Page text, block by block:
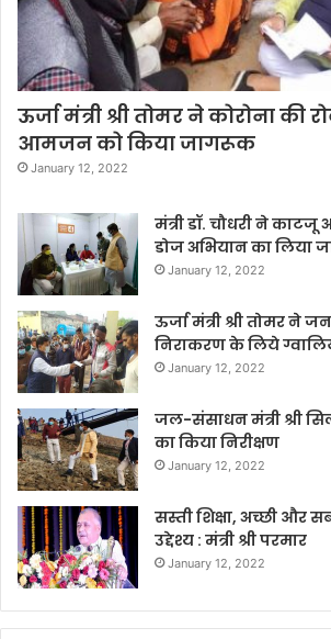
ऊर्जा मंत्री श्री तोमर ने कोरोना
आमजन को किया जागरूक
January 12, 2022
मंत्री डॉ. चौधरी ने काटजू
डोज अभियान का लिया
January 12, 2022
ऊर्जा मंत्री श्री तोमर ने
निराकरण के लिये
January 12, 2022
जल-संसाधन मंत्री श्री
का किया निरीक्षण
January 12, 2022
सस्ती शिक्षा, अच्छी और
उद्देश्य : मंत्री श्री परमार
January 12, 2022